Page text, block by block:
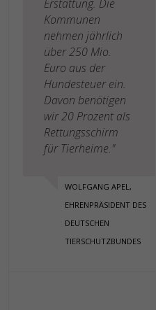
Erstattung. Die
Kommunen
nehmen jährlich
über 250 Mio.
Euro aus der
Hundesteuer ein.
Davon benötigen
wir 20 Prozent als
Rettungsschirm
für Tierheime."
WOLFGANG APEL,
EHRENPRÄSIDENT DES
DEUTSCHEN
TIERSCHUTZBUNDES